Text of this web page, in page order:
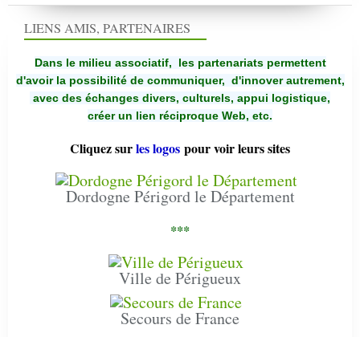
LIENS AMIS, PARTENAIRES
Dans le milieu associatif, les partenariats permettent
d'avoir la possibilité de communiquer, d'innover autrement,
avec des échanges divers, culturels, appui logistique,
créer un lien réciproque Web, etc.
Cliquez surles logos pour voir leurs sites
Dordogne Périgord le Département
***
Ville de Périgueux
Secours de France